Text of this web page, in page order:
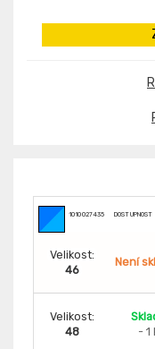
1010027435 DOSTUPNOST
Velikost:
46
Není
Velikost:
48
- 1